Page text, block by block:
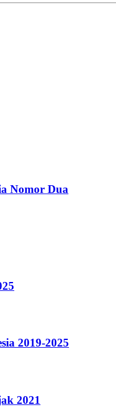
Nomor Dua
2019-2025
2021